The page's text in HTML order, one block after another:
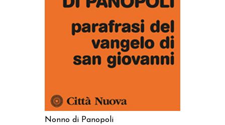
AGGIUNGI AL CARRELLO
Nonno di Panopoli